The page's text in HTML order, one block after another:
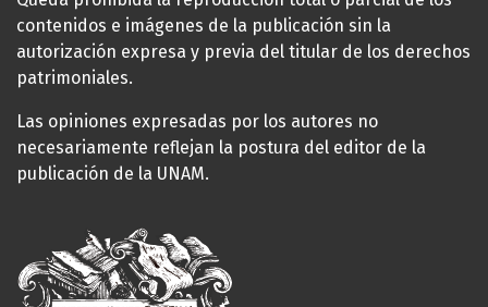
contenidos e imágenes de la publicación sin la
autorización expresa y previa del titular de los derechos
patrimoniales.
Las opiniones expresadas por los autores no
necesariamente reflejan la postura del editor de la
publicación de la UNAM.